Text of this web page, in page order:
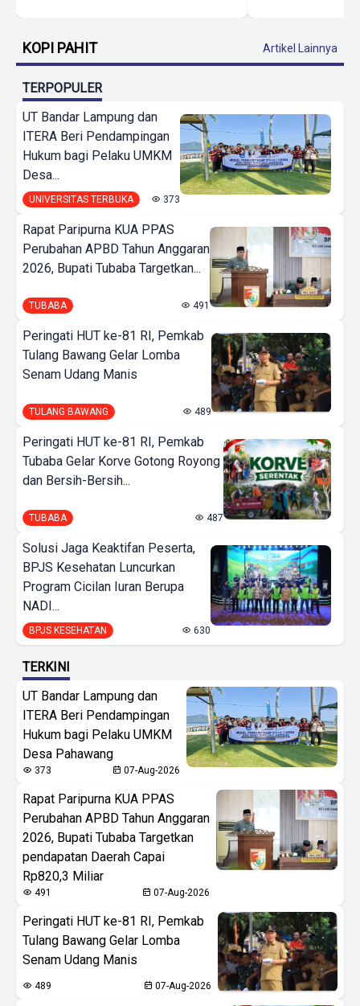
KOPI PAHIT Artikel Lainnya
TERPOPULER
UT Bandar Lampung dan
ITERA Beri Pendampingan
Hukum bagi Pelaku UMKM
Desa...
UNIVERSITAS TERBUKA 373
Rapat Paripurna KUA PPAS
Perubahan APBD Tahun Anggaran
2026, Bupati Tubaba Targetkan...
TUBABA 491
Peringati HUT ke-81 RI, Pemkab
Tulang Bawang Gelar Lomba
Senam Udang Manis
TULANG BAWANG 489
Peringati HUT ke-81 RI, Pemkab
Tubaba Gelar Korve Gotong Royong
dan Bersih-Bersih...
TUBABA 487
Solusi Jaga Keaktifan Peserta,
BPJS Kesehatan Luncurkan
Program Cicilan Iuran Berupa
NADI...
BPJS KESEHATAN 630
TERKINI
UT Bandar Lampung dan
ITERA Beri Pendampingan
Hukum bagi Pelaku UMKM
Desa Pahawang
373 07-Aug-2026
Rapat Paripurna KUA PPAS
Perubahan APBD Tahun Anggaran
2026, Bupati Tubaba Targetkan
pendapatan Daerah Capai
Rp820,3 Miliar
491 07-Aug-2026
Peringati HUT ke-81 RI, Pemkab
Tulang Bawang Gelar Lomba
Senam Udang Manis
489 07-Aug-2026